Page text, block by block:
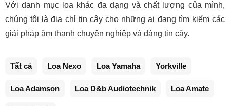
Với danh mục loa khác đa dạng và chất lượng của mình,
chúng tôi là địa chỉ tin cậy cho những ai đang tìm kiếm các
giải pháp âm thanh chuyên nghiệp và đáng tin cậy.
Tất cả Loa Nexo Loa Yamaha Yorkville
Loa Adamson Loa D&b Audiotechnik Loa Amate